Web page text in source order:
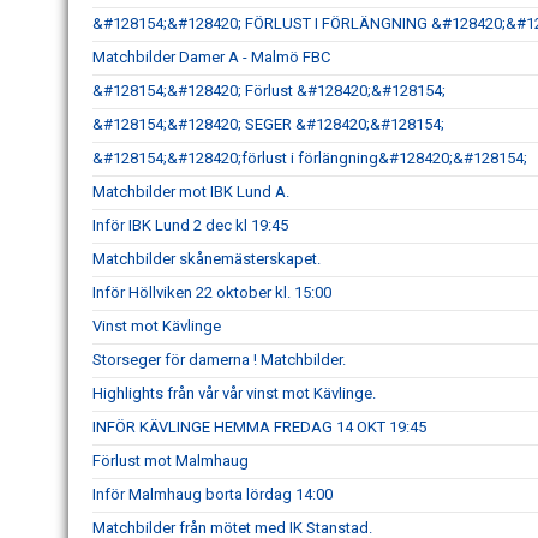
&#128154;&#128420; FÖRLUST I FÖRLÄNGNING
Matchbilder Damer A - Malmö FBC
&#128154;&#128420; Förlust &#128420;&#128154;
&#128154;&#128420; SEGER &#128420;&#128154;
&#128154;&#128420;förlust i förlängning&#128420;&#128154;
Matchbilder mot IBK Lund A.
Inför IBK Lund 2 dec kl 19:45
Matchbilder skånemästerskapet.
Inför Höllviken 22 oktober kl. 15:00
Vinst mot Kävlinge
Storseger för damerna ! Matchbilder.
Highlights från vår vår vinst mot Kävlinge.
INFÖR KÄVLINGE HEMMA FREDAG 14 OKT 19:45
Förlust mot Malmhaug
Inför Malmhaug borta lördag 14:00
Matchbilder från mötet med IK Stanstad.